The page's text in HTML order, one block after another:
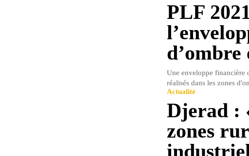
PLF
Une enveloppe financière
réalisés dans les zones
Actualité
Djerad :
zones